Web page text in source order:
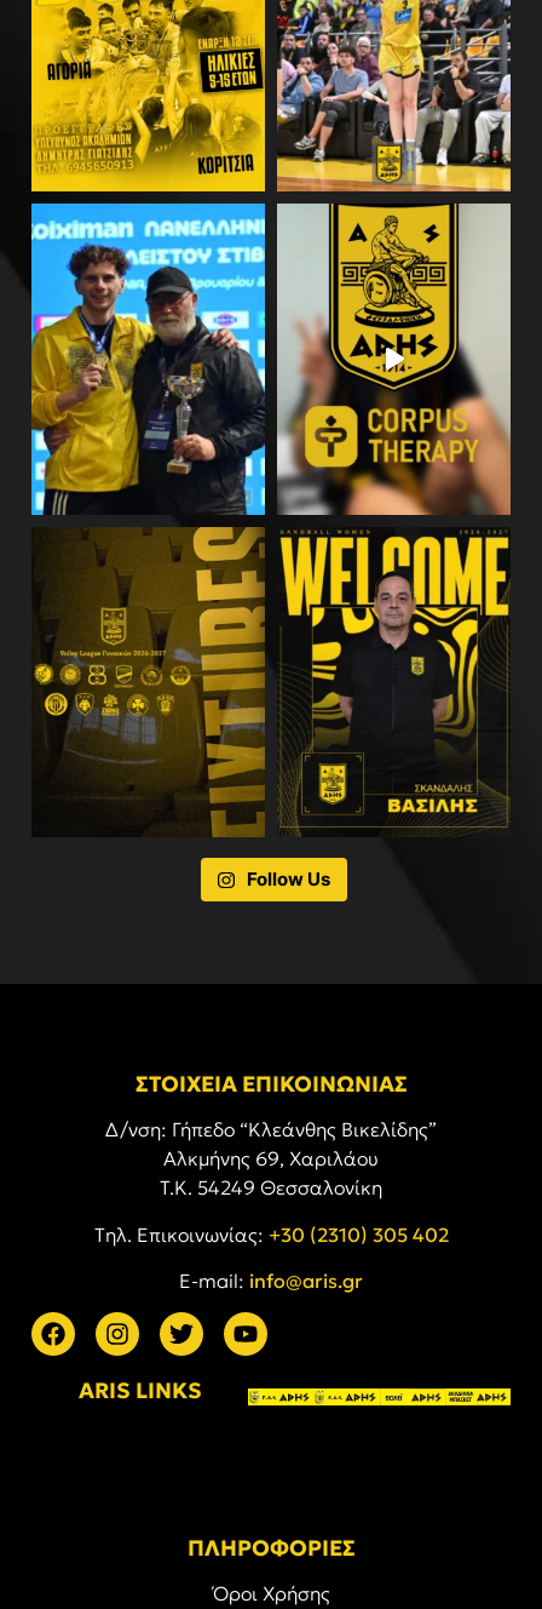
Follow Us
ΣΤΟΙΧΕΙΑ ΕΠΙΚΟΙΝΩΝΙΑΣ
Δ/νση: Γήπεδο “Κλεάνθης Βικελίδης”
Αλκμήνης 69, Χαριλάου
Τ.Κ. 54249 Θεσσαλονίκη
Tηλ. Επικοινωνίας: +30 (2310) 305 402
E-mail: info@aris.gr
ARIS LINKS
ΠΛΗΡΟΦΟΡΙΕΣ
Όροι Χρήσης